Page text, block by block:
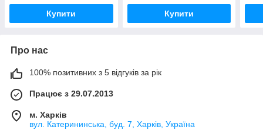
Купити Купити
Про нас
100% позитивних з 5 відгуків за рік
Працює з 29.07.2013
м. Харків
вул. Катерининська, буд. 7, Харків, Україна